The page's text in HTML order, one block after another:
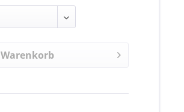
Warenkorb